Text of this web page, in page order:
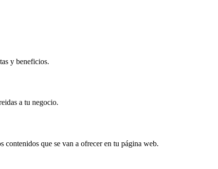
y beneficios.
a tu negocio.
contenidos que se van a ofrecer en tu página web.